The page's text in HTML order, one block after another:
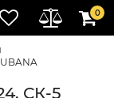
0
СК-5